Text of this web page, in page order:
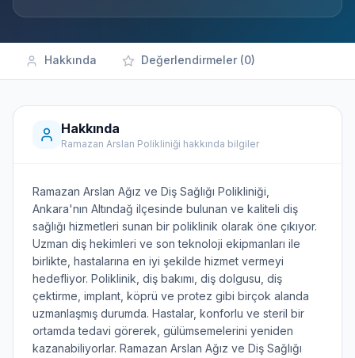
Hakkında Değerlendirmeler (0)
Hakkında
Ramazan Arslan Polikliniği hakkında bilgiler
Ramazan Arslan Ağız ve Diş Sağlığı Polikliniği,
Ankara'nın Altındağ ilçesinde bulunan ve kaliteli diş
sağlığı hizmetleri sunan bir poliklinik olarak öne çıkıyor.
Uzman diş hekimleri ve son teknoloji ekipmanları ile
birlikte, hastalarına en iyi şekilde hizmet vermeyi
hedefliyor. Poliklinik, diş bakımı, diş dolgusu, diş
çektirme, implant, köprü ve protez gibi birçok alanda
uzmanlaşmış durumda. Hastalar, konforlu ve steril bir
ortamda tedavi görerek, gülümsemelerini yeniden
kazanabiliyorlar. Ramazan Arslan Ağız ve Diş Sağlığı